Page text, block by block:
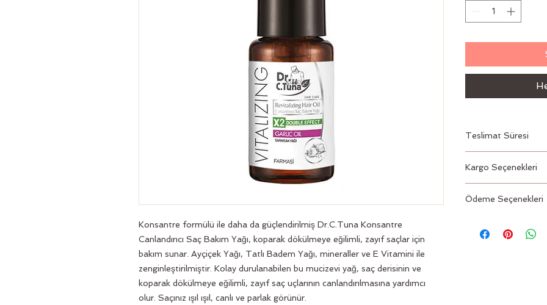
Konsantre formülü ile daha da güçlendirilmiş Dr.C.Tuna Konsantre
Canlandırıcı Saç Bakım Yağı, koparak dökülmeye eğilimli, zayıf saçlar için
bakım sunar. Ayçiçek Yağı, Tatlı Badem Yağı, mineraller ve E Vitamini ile
zenginleştirilmiştir. Kolay durulanabilen bu mucizevi yağ, saç derisinin ve
koparak dökülmeye eğilimli, zayıf saç uçlarının canlandırılmasına yardımcı
olur. Saçınız ışıl ışıl, canlı ve parlak görünür.
Teslimat Süresi
Kargo Seçenekleri
Ödeme Seçenekleri